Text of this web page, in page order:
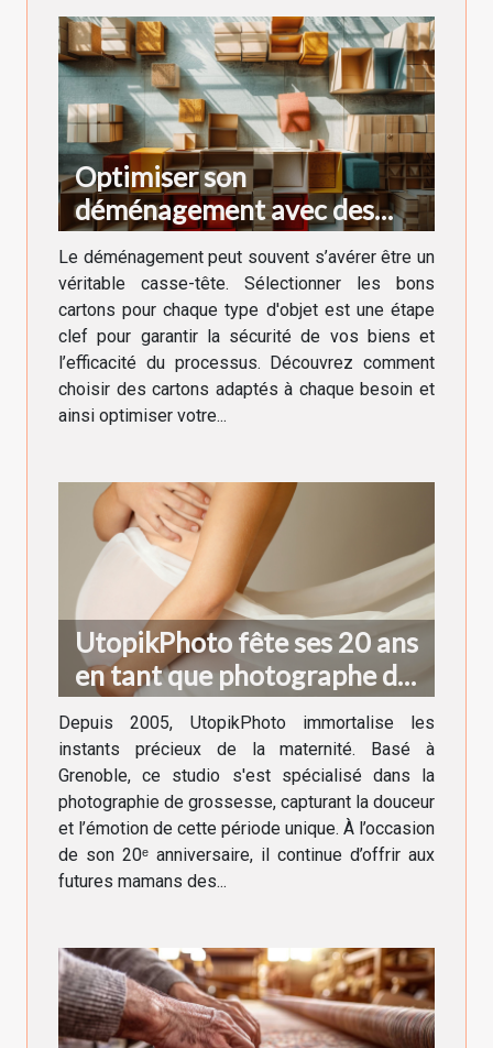
Optimiser son
déménagement avec des
cartons adaptés à chaque
besoin
Le déménagement peut souvent s’avérer être un
véritable casse-tête. Sélectionner les bons
cartons pour chaque type d'objet est une étape
clef pour garantir la sécurité de vos biens et
l’efficacité du processus. Découvrez comment
choisir des cartons adaptés à chaque besoin et
ainsi optimiser votre...
UtopikPhoto fête ses 20 ans
en tant que photographe de
grossesse à Grenoble !
Depuis 2005, UtopikPhoto immortalise les
instants précieux de la maternité. Basé à
Grenoble, ce studio s'est spécialisé dans la
photographie de grossesse, capturant la douceur
et l’émotion de cette période unique. À l’occasion
de son 20ᵉ anniversaire, il continue d’offrir aux
futures mamans des...